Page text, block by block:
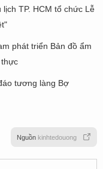
TP. HCM tổ chức Lễ
phát triển Bản đồ ẩm
tương làng Bợ
Nguồn kinhtedouong